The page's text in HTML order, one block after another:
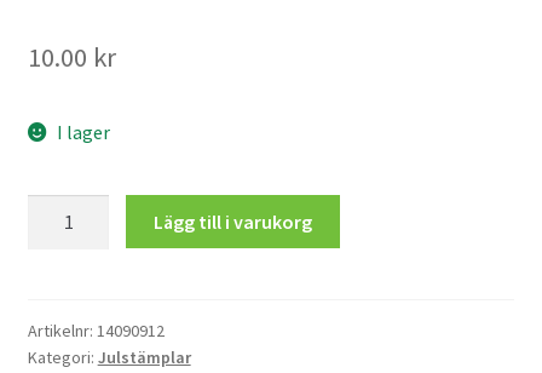
10.00 kr
I lager
Lägg till i varukorg
Artikelnr: 14090912
Kategori: Julstämplar